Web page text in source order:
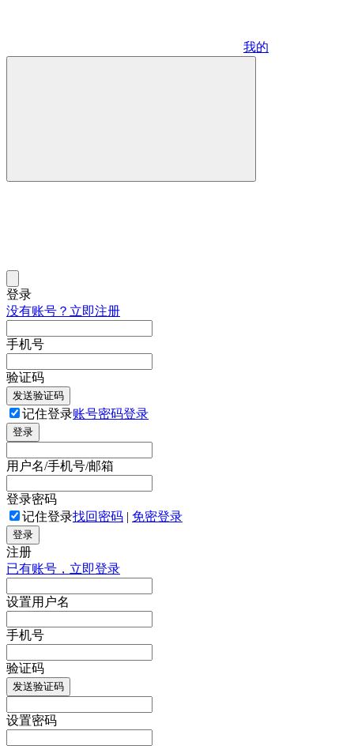
我的
登录
没有账号？立即注册
手机号
验证码
发送验证码
记住登录账号密码登录
登录
用户名/手机号/邮箱
登录密码
记住登录找回密码 | 免密登录
登录
注册
已有账号，立即登录
设置用户名
手机号
验证码
发送验证码
设置密码